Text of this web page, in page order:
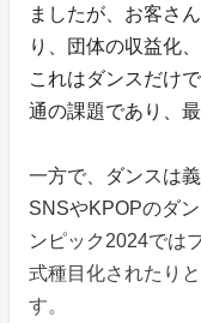
ましたが、お客さ
り、団体の収益化
これはダンスだけ
通の課題であり、
一方で、ダンスは
SNSやKPOPのダ
ンピック2024では
式種目化されたり
す。